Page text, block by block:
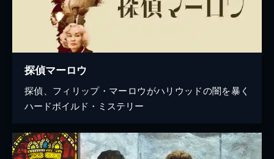
探偵マーロウ
探偵、フィリップ・マーロウがハリウッドの闇を暴く
ハードボイルド・ミステリー